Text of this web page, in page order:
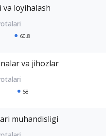
loyihalash
60.8
va jihozlar
58
muhandisligi